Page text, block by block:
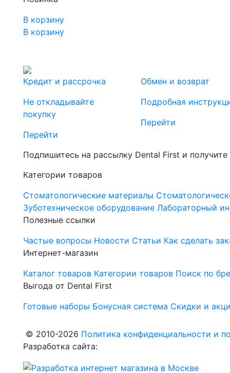
В корзину
В корзину
Кредит и рассрочка
Не откладывайте
покупку
Перейти
Обмен и возврат
Подробная
Перейти
Подпишитесь на рассылку Dental First и
Категории товаров
Стоматологические материалы
Зуботехническое оборудование Лабораторный
Полезные ссылки
Частые вопросы Новости Статьи Как сделать
Интернет-магазин
Каталог товаров Категории товаров Поиск по
Выгода от Dental First
Готовые наборы Бонусная система Скидки и
© 2010-2026 Политика конфиденциальности и
Разработка сайта: